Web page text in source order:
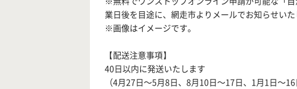
業日後を目途に、網走市よりメールでお知らせい
※画像はイメージです。
【配送注意事項】
40日以内に発送いたします
（4月27日～5月8日、8月10日～17日、1月1日～16